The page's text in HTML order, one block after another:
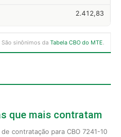
2.412,83
sinônimos da Tabela CBO do MTE.
que mais contratam
contratação para CBO 7241-10